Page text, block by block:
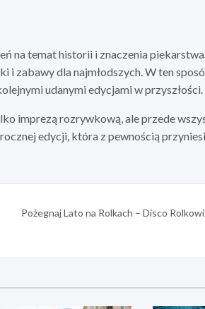
na temat historii i znaczenia
zabawy dla najmłodszych. W ten
udanymi edycjami w przyszłości.
imprezą rozrywkową, ale przede
edycji, która z pewnością
Pożegnaj Lato na Rolkach – Disco